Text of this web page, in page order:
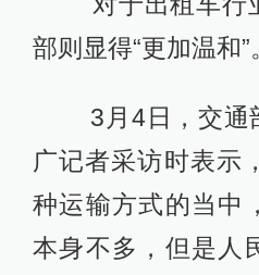
部则显得“更加温和”
3月4日，交通
广记者采访时表示
种运输方式的当中
本身不多，但是人